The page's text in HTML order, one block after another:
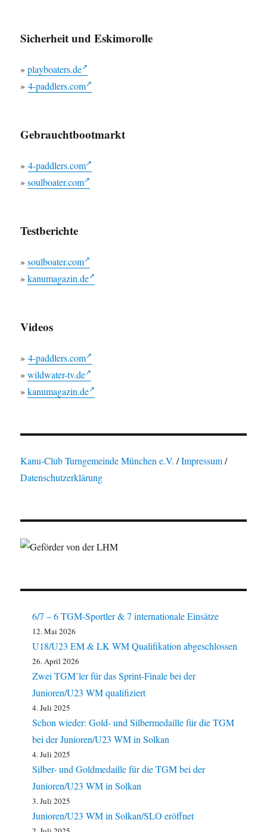
Sicherheit und Eskimorolle
»playboaters.de
»4-paddlers.com
Gebrauchtbootmarkt
»4-paddlers.com
»soulboater.com
Testberichte
»soulboater.com
»kanumagazin.de
Videos
»4-paddlers.com
»wildwater-tv.de
»kanumagazin.de
Kanu-Club Turngemeinde München e.V. /Impressum/
Datenschutzerklärung
6/7 – 6 TGM-Sportler & 7 internationale Einsätze
12. Mai 2026
U18/U23 EM & LK WM Qualifikation abgeschlossen
26. April 2026
Zwei TGM’ler für das Sprint-Finale bei der
Junioren/U23 WM qualifiziert
4. Juli 2025
Schon wieder: Gold- und Silbermedaille für die TGM
bei der Junioren/U23 WM in Solkan
4. Juli 2025
Silber- und Goldmedaille für die TGM bei der
Junioren/U23 WM in Solkan
3. Juli 2025
Junioren/U23 WM in Solkan/SLO eröffnet